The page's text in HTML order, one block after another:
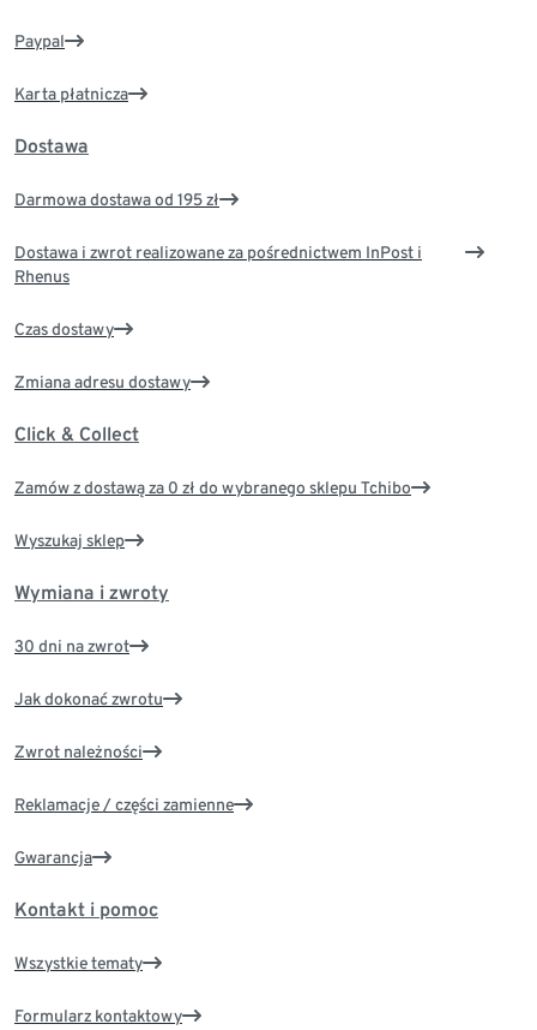
Paypal
Karta płatnicza
Dostawa
Darmowa dostawa od 195 zł
Dostawa i zwrot realizowane za pośrednictwem InPost i
Rhenus
Czas dostawy
Zmiana adresu dostawy
Click & Collect
Zamów z dostawą za 0 zł do wybranego sklepu Tchibo
Wyszukaj sklep
Wymiana i zwroty
30 dni na zwrot
Jak dokonać zwrotu
Zwrot należności
Reklamacje / części zamienne
Gwarancja
Kontakt i pomoc
Wszystkie tematy
Formularz kontaktowy